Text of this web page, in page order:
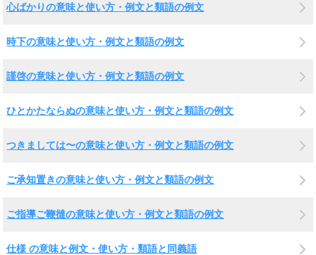
心ばかりの意味と使い方・例文と類語の例文
時下の意味と使い方・例文と類語の例文
謹啓の意味と使い方・例文と類語の例文
ひとかたならぬの意味と使い方・例文と類語の例文
つきましては〜の意味と使い方・例文と類語の例文
ご承知置きの意味と使い方・例文と類語の例文
ご指導ご鞭撻の意味と使い方・例文と類語の例文
仕様 の意味と例文・使い方・類語と同義語